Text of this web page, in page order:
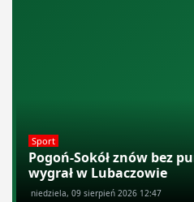
Sport
Pogoń-Sokół znów bez
wygrał w Lubaczowie
niedziela, 09 sierpień 2026 12:47